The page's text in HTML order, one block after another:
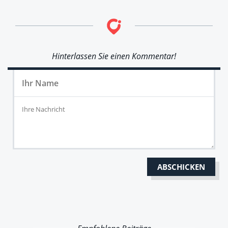
Hinterlassen Sie einen Kommentar!